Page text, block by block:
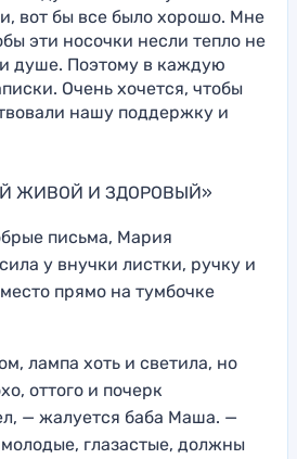
вот бы все было хорошо. Мне
эти носочки несли тепло не
и душе. Поэтому в каждую
Очень хочется, чтобы
нашу поддержку и
ЖИВОЙ И ЗДОРОВЫЙ»
письма, Мария
у внучки листки, ручку и
прямо на тумбочке
лампа хоть и светила, но
оттого и почерк
— жалуется баба Маша. —
глазастые, должны